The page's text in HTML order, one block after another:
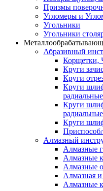
Призмы
Угломеры и
Угольники
Угольники
Абразивный
Корщетки,
Круги
Круги
Круги
Круги
Круги
Алмазный
Алмазные
Алмазные
Алмазные
Алмазная
Алмазные